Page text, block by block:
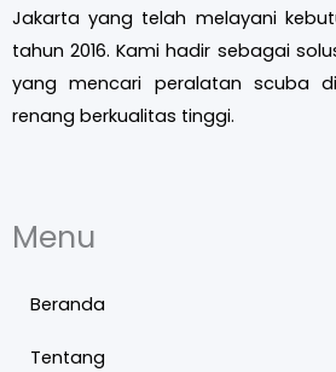
Jakarta yang telah melayani
tahun 2016. Kami hadir sebagai
yang mencari peralatan scuba
renang berkualitas tinggi.
Menu
Beranda
Tentang